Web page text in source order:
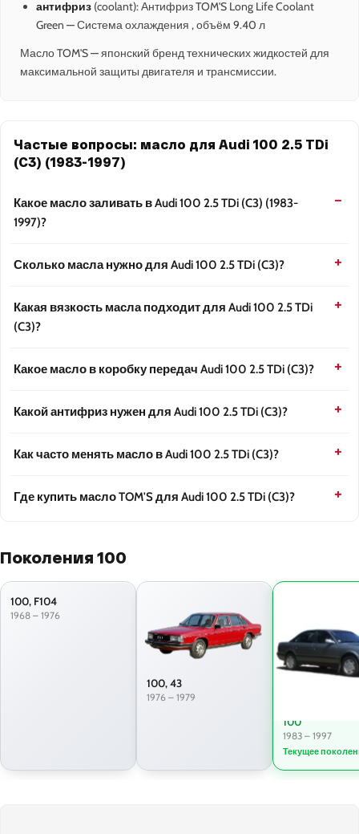
антифриз (coolant): Антифриз TOM'S Long Life Coolant
Green — Система охлаждения , объём 9.40 л
Масло TOM'S — японский бренд технических жидкостей для
максимальной защиты двигателя и трансмиссии.
Частые вопросы: масло для Audi 100 2.5 TDi
(C3) (1983-1997)
Какое масло заливать в Audi 100 2.5 TDi (C3) (1983-
1997)?
Сколько масла нужно для Audi 100 2.5 TDi (C3)?
Какая вязкость масла подходит для Audi 100 2.5 TDi
(C3)?
Какое масло в коробку передач Audi 100 2.5 TDi (C3)?
Какой антифриз нужен для Audi 100 2.5 TDi (C3)?
Как часто менять масло в Audi 100 2.5 TDi (C3)?
Где купить масло TOM'S для Audi 100 2.5 TDi (C3)?
Поколения 100
100, F104
1968 – 1976
100, 43
1976 – 1979
100
1983 – 1997
Текущее